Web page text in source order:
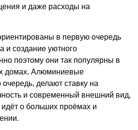
и даже расходы на
в первую очередь
и создание уютного
поэтому они так популярны в
домах. Алюминиевые
делают ставку на
и современный внешний вид,
о больших проёмах и